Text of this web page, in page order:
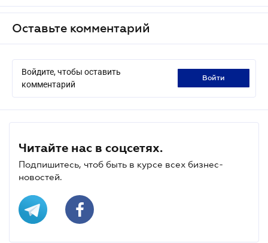
Оставьте комментарий
Войдите, чтобы оставить
комментарий
войти
Читайте нас в соцсетях.
Подпишитесь, чтоб быть в курсе всех бизнес-
новостей.